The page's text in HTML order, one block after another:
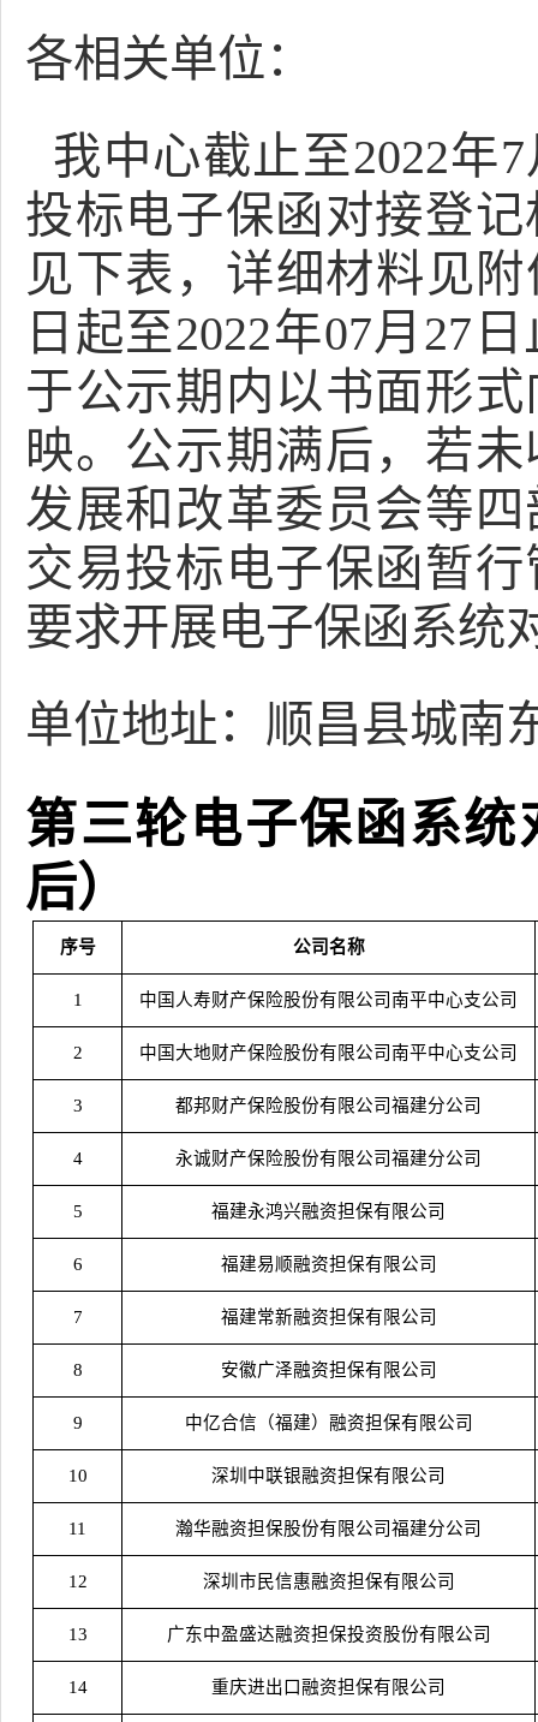
各相关单位：
我中心截止至2022年7
投标电子保函对接登
见下表，详细材料见
日起至2022年07月 27
于公示期内以书面形
映。公示期满后，若
发展和改革委员会等
交易投标电子保函暂
要求开展电子保函系统
单位地址：顺昌县城南
第三轮电子保函系
后）
序号 公司名称
1 中国人寿财产保险股份有限公司南平中心支公司
2 中国大地财产保险股份有限公司南平中心支公司
3 都邦财产保险股份有限公司福建分公司
4 永诚财产保险股份有限公司福建分公司
5 福建永鸿兴融资担保有限公司
6 福建易顺融资担保有限公司
7 福建常新融资担保有限公司
8 安徽广泽融资担保有限公司
9 中亿合信（福建）融资担保有限公司
10 深圳中联银融资担保有限公司
11 瀚华融资担保股份有限公司福建分公司
12 深圳市民信惠融资担保有限公司
13 广东中盈盛达融资担保投资股份有限公司
14 重庆进出口融资担保有限公司